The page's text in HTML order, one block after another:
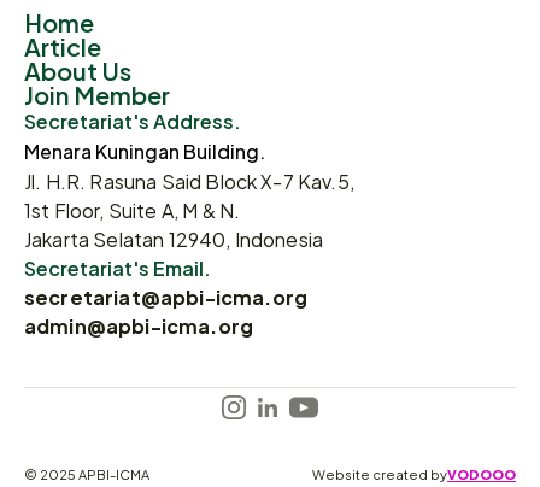
Home
Article
About Us
Join Member
Secretariat's Address.
Menara Kuningan Building.
Jl. H.R. Rasuna Said Block X-7 Kav.5,
1st Floor, Suite A, M & N.
Jakarta Selatan 12940, Indonesia
Secretariat's Email.
secretariat@apbi-icma.org
admin@apbi-icma.org
© 2025 APBI-ICMA Website created byVODOOO